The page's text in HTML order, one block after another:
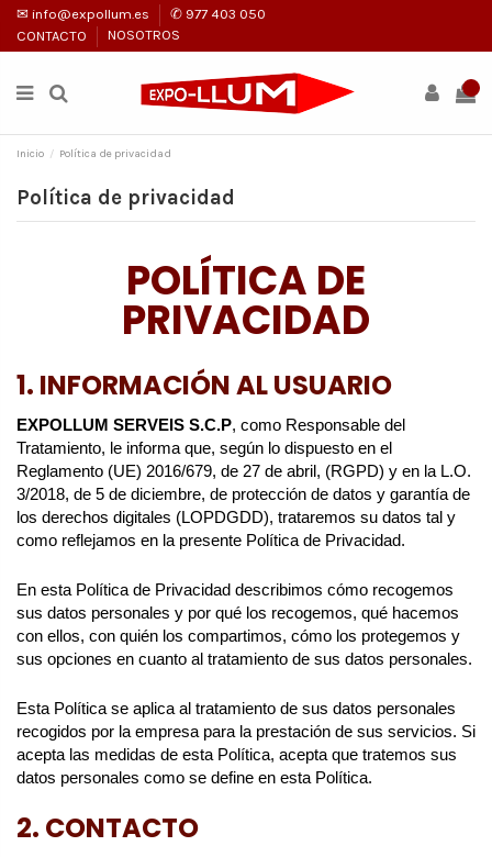
✉ info@expollum.es
✆ 977 403 050
CONTACTO
NOSOTROS
Inicio Política de privacidad
Política de privacidad
POLÍTICA DE
PRIVACIDAD
1. INFORMACIÓN AL USUARIO
EXPOLLUM SERVEIS S.C.P, como Responsable del
Tratamiento, le informa que, según lo dispuesto en el
Reglamento (UE) 2016/679, de 27 de abril, (RGPD) y en la L.O.
3/2018, de 5 de diciembre, de protección de datos y garantía de
los derechos digitales (LOPDGDD), trataremos su datos tal y
como reflejamos en la presente Política de Privacidad.
En esta Política de Privacidad describimos cómo recogemos
sus datos personales y por qué los recogemos, qué hacemos
con ellos, con quién los compartimos, cómo los protegemos y
sus opciones en cuanto al tratamiento de sus datos personales.
Esta Política se aplica al tratamiento de sus datos personales
recogidos por la empresa para la prestación de sus servicios. Si
acepta las medidas de esta Política, acepta que tratemos sus
datos personales como se define en esta Política.
2. CONTACTO